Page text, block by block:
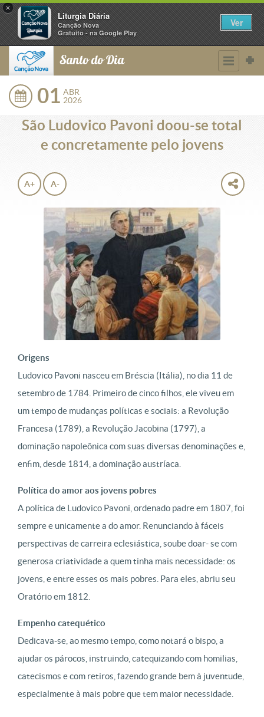
×
Liturgia Diária
Canção Nova
Gratuito - na Google Play
Ver
Santo do Dia
01 ABR
2026
São Ludovico Pavoni doou-se total
e concretamente pelo jovens
A+ A-
Origens
Ludovico Pavoni nasceu em Bréscia (Itália), no dia 11 de
setembro de 1784. Primeiro de cinco filhos, ele viveu em
um tempo de mudanças políticas e sociais: a Revolução
Francesa (1789), a Revolução Jacobina (1797), a
dominação napoleônica com suas diversas denominações e,
enfim, desde 1814, a dominação austríaca.
Política do amor aos jovens pobres
A política de Ludovico Pavoni, ordenado padre em 1807, foi
sempre e unicamente a do amor. Renunciando à fáceis
perspectivas de carreira eclesiástica, soube doar- se com
generosa criatividade a quem tinha mais necessidade: os
jovens, e entre esses os mais pobres. Para eles, abriu seu
Oratório em 1812.
Empenho catequético
Dedicava-se, ao mesmo tempo, como notará o bispo, a
ajudar os párocos, instruindo, catequizando com homilias,
catecismos e com retiros, fazendo grande bem à juventude,
especialmente à mais pobre que tem maior necessidade.